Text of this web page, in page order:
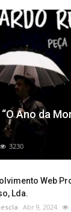
Ano da
3230
Web
Lda.
Abr 9, 2024